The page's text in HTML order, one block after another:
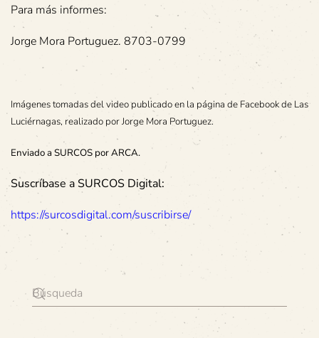
Para más informes:
Jorge Mora Portuguez. 8703-0799
Imágenes tomadas del video publicado en la página de Facebook de Las
Luciérnagas, realizado por Jorge Mora Portuguez.
Enviado a SURCOS por ARCA.
Suscríbase a SURCOS Digital:
https://surcosdigital.com/suscribirse/